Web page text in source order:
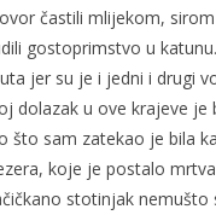
častili mlijekom,
gostoprimstvo u
jer su je i jedni i drugi
dolazak u ove krajeve je
što sam zatekao je bila
koje je postalo
stotinjak nemušto